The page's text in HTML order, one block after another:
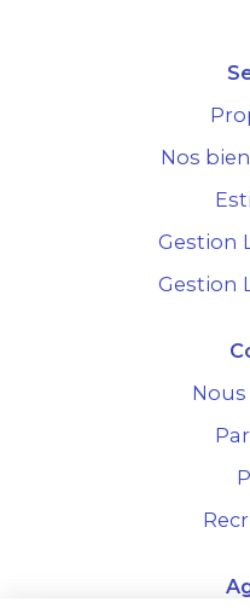
Nos
Gestion
Gestion